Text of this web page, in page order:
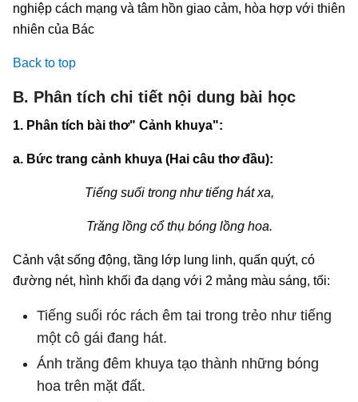
nghiệp cách mạng và tâm hồn giao cảm, hòa hợp với thiên
nhiên của Bác
Back to top
B. Phân tích chi tiết nội dung bài học
1. Phân tích bài thơ" Cảnh khuya":
a. Bức trang cảnh khuya (Hai câu thơ đầu):
Tiếng suối trong như tiếng hát xa,
Trăng lồng cổ thụ bóng lồng hoa.
Cảnh vật sống động, tầng lớp lung linh, quấn quýt, có
đường nét, hình khối đa dạng với 2 mảng màu sáng, tối:
Tiếng suối róc rách êm tai trong trẻo như tiếng
một cô gái đang hát.
Ánh trăng đêm khuya tạo thành những bóng
hoa trên mặt đất.